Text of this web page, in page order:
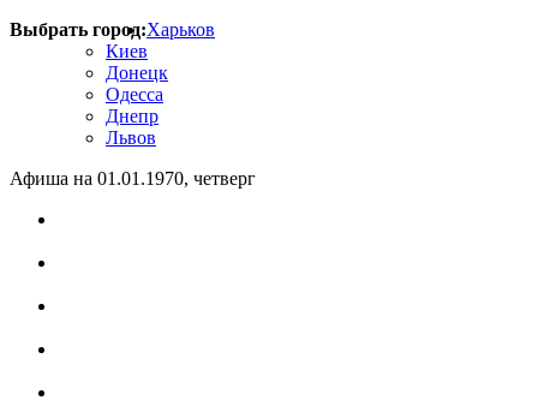
Выбрать город:Харьков
Киев
Донецк
Одесса
Днепр
Львов
Афиша на 01.01.1970, четверг